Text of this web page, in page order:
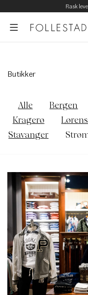
Rask
Butikker
Alle Bergen
Kragerø
Stavanger
Butikker